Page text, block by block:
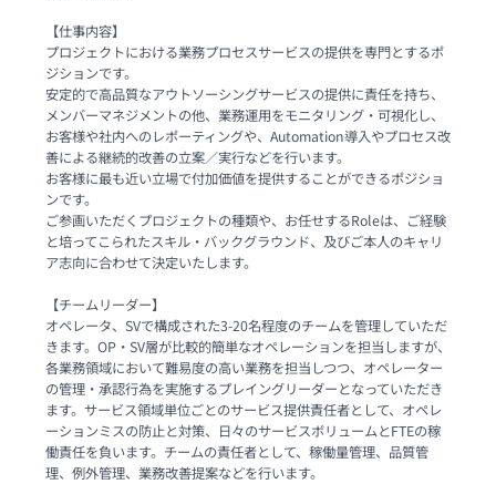
【仕事内容】
プロジェクトにおける業務プロセスサービスの提供を専門とするポ
ジションです。
安定的で高品質なアウトソーシングサービスの提供に責任を持ち、
メンバーマネジメントの他、業務運用をモニタリング・可視化し、
お客様や社内へのレポーティングや、Automation導入やプロセス改
善による継続的改善の立案／実行などを行います。
お客様に最も近い立場で付加価値を提供することができるポジショ
ンです。
ご参画いただくプロジェクトの種類や、お任せするRoleは、ご経験
と培ってこられたスキル・バックグラウンド、及びご本人のキャリ
ア志向に合わせて決定いたします。
【チームリーダー】
オペレータ、SVで構成された3-20名程度のチームを管理していただ
きます。OP・SV層が比較的簡単なオペレーションを担当しますが、
各業務領域において難易度の高い業務を担当しつつ、オペレーター
の管理・承認行為を実施するプレイングリーダーとなっていただき
ます。サービス領域単位ごとのサービス提供責任者として、オペレ
ーションミスの防止と対策、日々のサービスボリュームとFTEの稼
働責任を負います。チームの責任者として、稼働量管理、品質管
理、例外管理、業務改善提案などを行います。